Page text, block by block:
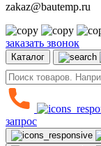
zakaz@bautemp.ru
заказать звонок
Каталог
запрос